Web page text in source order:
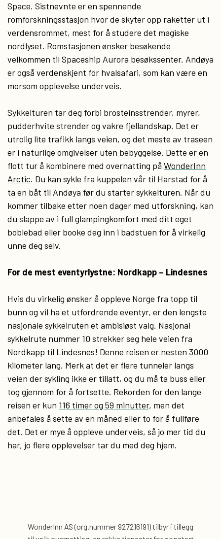
Space. Sistnevnte er en spennende
romforskningsstasjon hvor de skyter opp raketter ut i
verdensrommet, mest for å studere det magiske
nordlyset. Romstasjonen ønsker besøkende
velkommen til Spaceship Aurora besøkssenter. Andøya
er også verdenskjent for hvalsafari, som kan være en
morsom opplevelse underveis.
Sykkelturen tar deg forbi brosteinsstrender, myrer,
pudderhvite strender og vakre fjellandskap. Det er
utrolig lite trafikk langs veien, og det meste av traseen
er i naturlige omgivelser uten bebyggelse. Dette er en
flott tur å kombinere med overnatting på WonderInn
Arctic. Du kan sykle fra kuppelen vår til Harstad for å
ta en båt til Andøya før du starter sykkelturen. Når du
kommer tilbake etter noen dager med utforskning, kan
du slappe av i full glampingkomfort med ditt eget
boblebad eller booke deg inn i badstuen for å virkelig
unne deg selv.
For de mest eventyrlystne: Nordkapp – Lindesnes
Hvis du virkelig ønsker å oppleve Norge fra topp til
bunn og vil ha et utfordrende eventyr, er den lengste
nasjonale sykkelruten et ambisiøst valg. Nasjonal
sykkelrute nummer 10 strekker seg hele veien fra
Nordkapp til Lindesnes! Denne reisen er nesten 3000
kilometer lang. Merk at det er flere tunneler langs
veien der sykling ikke er tillatt, og du må ta buss eller
tog gjennom for å fortsette. Rekorden for den lange
reisen er kun 116 timer og 59 minutter, men det
anbefales å sette av en måned eller to for å fullføre
det. Det er mye å oppleve underveis, så jo mer tid du
har, jo flere opplevelser tar du med deg hjem.
WonderInn AS (org.nummer 927216191) tilbyr i tillegg